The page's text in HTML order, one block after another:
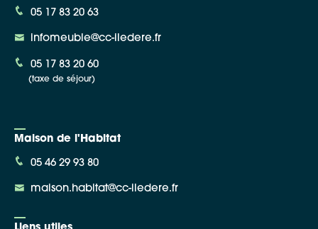
05 17 83 20 63
infomeuble@cc-iledere.fr
05 17 83 20 60
(taxe de séjour)
Maison de l'Habitat
05 46 29 93 80
maison.habitat@cc-iledere.fr